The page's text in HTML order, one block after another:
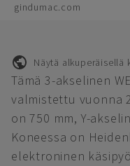
gindumac.com
Näytä alkuperäisellä
Tämä 3-akselinen
valmistettu vuonna
on 750 mm, Y-
Koneessa on
elektroninen